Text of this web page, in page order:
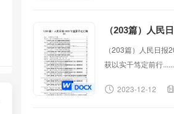
（203篇）人民
（203篇）人民日报
获以实干笃定前行
2023-12-12